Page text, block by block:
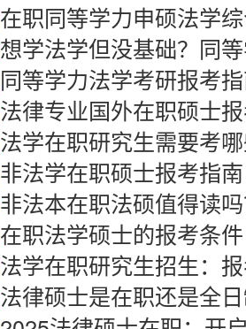
在职同等学力申硕法学
想学法学但没基础？同等
同等学力法学考研报考指
法律专业国外在职硕士
法学在职研究生需要考
非法学在职硕士报考指
非法本在职法硕值得读
在职法学硕士的报考条件
法学在职研究生招生：
法律硕士是在职还是全